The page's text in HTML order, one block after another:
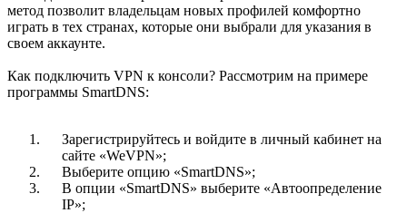
метод позволит владельцам новых профилей комфортно
играть в тех странах, которые они выбрали для указания в
своем аккаунте.
Как подключить VPN к консоли? Рассмотрим на примере
программы SmartDNS:
Зарегистрируйтесь и войдите в личный кабинет на
сайте «WeVPN»;
Выберите опцию «SmartDNS»;
В опции «SmartDNS» выберите «Автоопределение
IP»;